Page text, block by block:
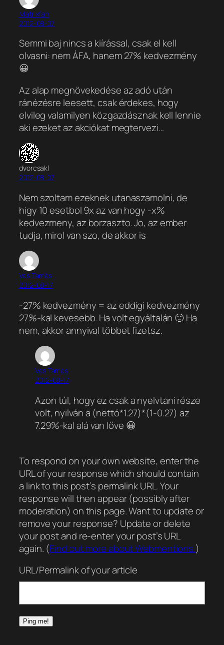
Matrixfan
2012-08-07
Semmi baj nincs a kiírással, csak el kell
olvasni: nem ÁFA, hanem 27% kedvezmény
😀
Az alap megnövekedése az adó után
ránézésre leesett, csak érdekes, hogy
elvileg valamilyen közgazdásznak kell lennie
aki ezeket az akciókat megtervezi…
dvorcsakl
2012-08-07
Nem szoltam ezeknek utanaszamolni, de
higy 10 esetbol 9x az van hogy -x%
kedvezmeny, az borzaszto. Jo, az ember
tudja, mirol van szo, de akkor is
Vas Tamás
2012-08-17
-27% kedvezmény = az eddigi kedvezmény
27%-kal kevesebb. Ha volt egyáltalán 🙂 Ha
nem, akkor annyival többet fizetsz.
Vas Tamás
2012-08-17
Azon túl, hogy ez csak a nyelvtani része
volt, nyilván a (nettó*1.27)*(1-0.27) az
7.29%-kal alá van lőve 😀
To respond on your own website, enter the
URL of your response which should contain
a link to this post’s permalink URL. Your
response will then appear (possibly after
moderation) on this page. Want to update or
remove your response? Update or delete
your post and re-enter your post’s URL
again. (Find out more about Webmentions.)
URL/Permalink of your article